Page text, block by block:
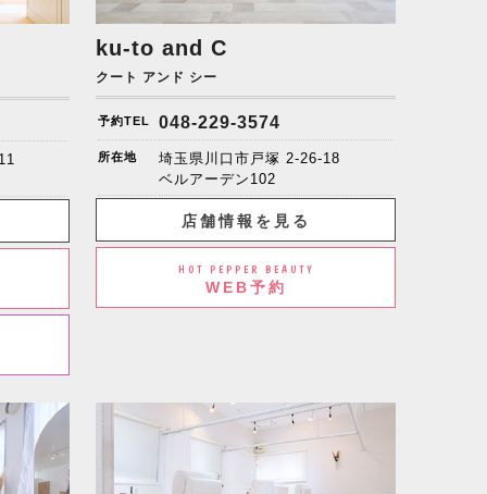
ku-to and C
クート アンド シー
予約TEL 048-229-3574
所在地
埼玉県川口市戸塚 2-26-18
ベルアーデン102
店舗情報を見る
HOT PEPPER BEAUTY
WEB予約